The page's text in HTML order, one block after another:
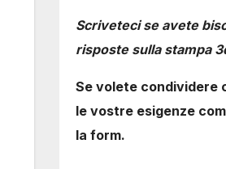
Scriveteci se avete
risposte sulla stampa
Se volete condividere
le vostre esigenze
la form.